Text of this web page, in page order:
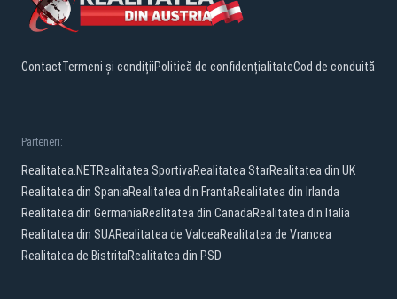
ContactTermeni și condițiiPolitică de confidențialitateCod de conduită
Parteneri:
Realitatea.NETRealitatea SportivaRealitatea StarRealitatea din UK
Realitatea din SpaniaRealitatea din FrantaRealitatea din Irlanda
Realitatea din GermaniaRealitatea din CanadaRealitatea din Italia
Realitatea din SUARealitatea de ValceaRealitatea de Vrancea
Realitatea de BistritaRealitatea din PSD